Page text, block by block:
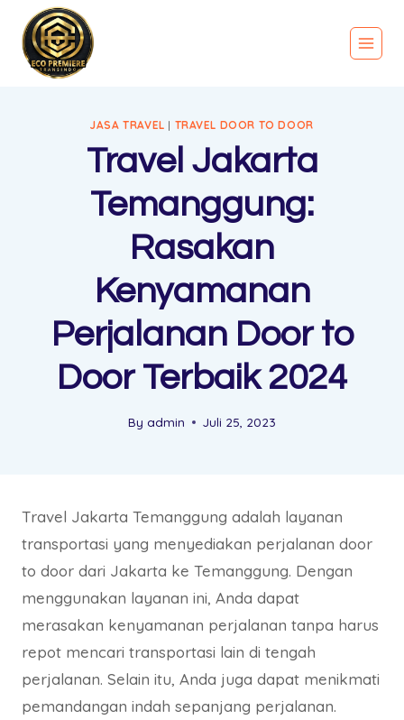
JASA TRAVEL | TRAVEL DOOR TO DOOR
Travel Jakarta
Temanggung:
Rasakan
Kenyamanan
Perjalanan Door to
Door Terbaik 2024
By admin Juli 25, 2023
Travel Jakarta Temanggung adalah layanan
transportasi yang menyediakan perjalanan door
to door dari Jakarta ke Temanggung. Dengan
menggunakan layanan ini, Anda dapat
merasakan kenyamanan perjalanan tanpa harus
repot mencari transportasi lain di tengah
perjalanan. Selain itu, Anda juga dapat menikmati
pemandangan indah sepanjang perjalanan.